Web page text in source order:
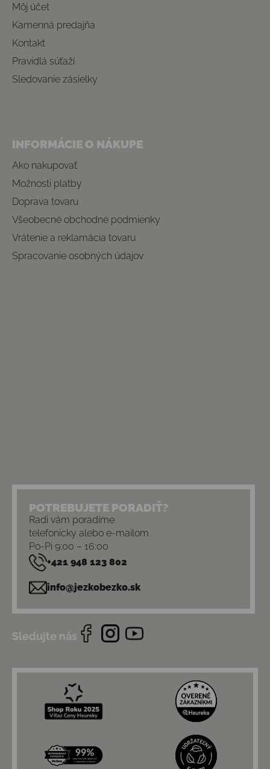
Môj účet
Kamenná predajňa
Kontakt
Pravidlá súťaží
Sledovanie zásielky
INFORMÁCIE O NÁKUPE
Ako nakupovať
Možnosti platby
Doprava tovaru
Všeobecné obchodné podmienky
Vrátenie a reklamácia tovaru
Spracovanie osobných údajov
POTREBUJETE PORADIŤ?
Radi vám poradíme
telefonicky alebo e-mailom
Po-Pi 9:00 – 16:00
+421 948 123 802
info@jezkobezko.sk
Sledujte nás